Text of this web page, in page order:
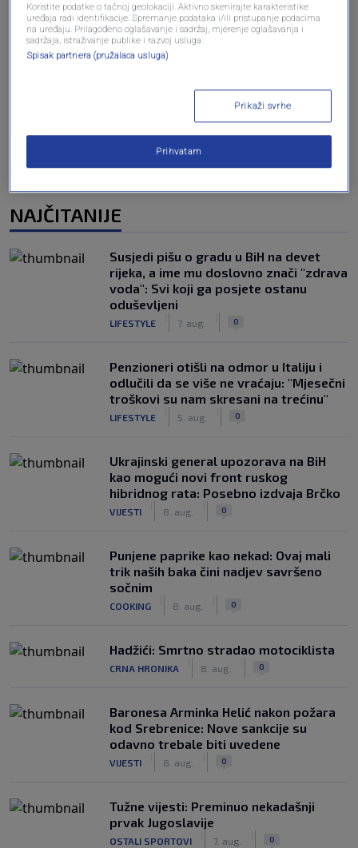
Oglas
NAJČITANIJE
Susjedi pišu o gradu u BiH na devet
rijeka, a ime mu doslovno znači "zdrava
voda": Svi koji ga posjete ostanu
oduševljeni
LIFESTYLE 7. aug. 0
Penzioneri otišli na odmor u Italiju i
odlučili da se više ne vraćaju: "Mjesečni
troškovi su nam skresani na trećinu"
LIFESTYLE 5. aug. 0
Ukrajinski general upozorava na BiH
kao mogući novi front ruskog
hibridnog rata: Posebno izdvaja Brčko
VIJESTI 8. aug. 0
Punjene paprike kao nekad: Ovaj mali
trik naših baka čini nadjev savršeno
sočnim
COOKING 8. aug. 0
Hadžići: Smrtno stradao motociklista
CRNA HRONIKA 8. aug. 0
Baronesa Arminka Helić nakon požara
kod Srebrenice: Nove sankcije su
odavno trebale biti uvedene
VIJESTI 8. aug. 0
Tužne vijesti: Preminuo nekadašnji
prvak Jugoslavije
OSTALI SPORTOVI 7. aug. 0
Koristite podatke o tačnoj geolokaciji. Aktivno skenirajte karakteristike
uređaja radi identifikacije. Spremanje podataka i/ili pristupanje podacima
na uređaju. Prilagođeno oglašavanje i sadržaj, mjerenje oglašavanja i
sadržaja, istraživanje publike i razvoj usluga.
Spisak partnera (pružalaca usluga)
Prikaži svrhe
Prihvatam